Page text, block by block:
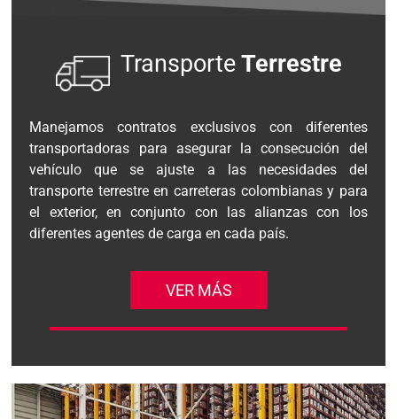
TransporteTerrestre
Manejamos contratos exclusivos con diferentes
transportadoras para asegurar la consecución del
vehículo que se ajuste a las necesidades del
transporte terrestre en carreteras colombianas y para
el exterior, en conjunto con las alianzas con los
diferentes agentes de carga en cada país.
VER MÁS